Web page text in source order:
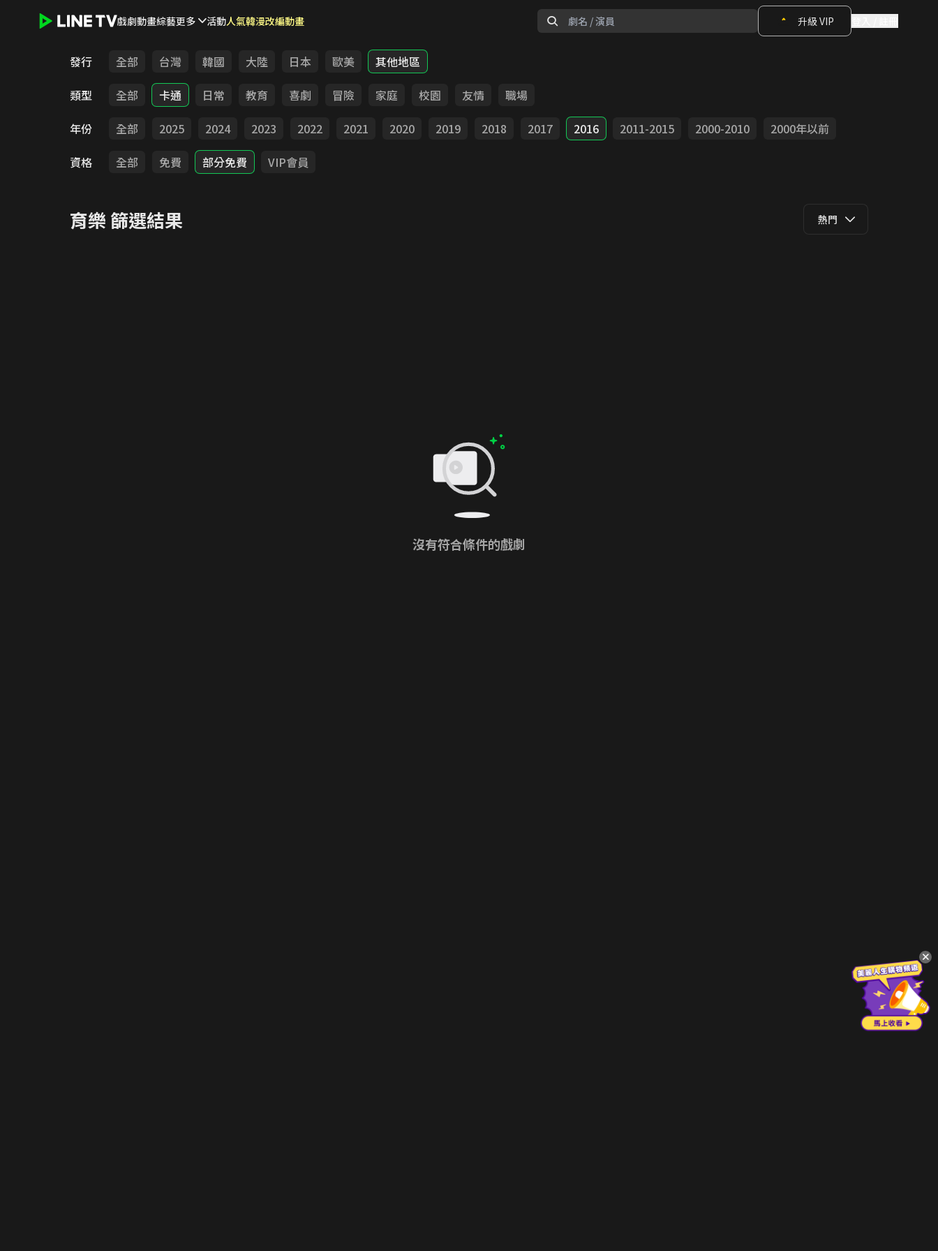
戲劇動畫綜藝更多 活動人氣韓漫改編動畫 升級 VIP
發行 全部 台灣 韓國 大陸 日本 歐美
其他地區
類型
全部 卡通 日常 教育 喜劇 冒險 家庭 校園 友情
職場
年份
全部 2025 2024 2023 2022 2021 2020 2019 2018 2017 2016 2011-2015 2000-2010
2000年以前
資格
全部 免費 部分免費 VIP會員
育樂 篩選結果 熱門
沒有符合條件的戲劇